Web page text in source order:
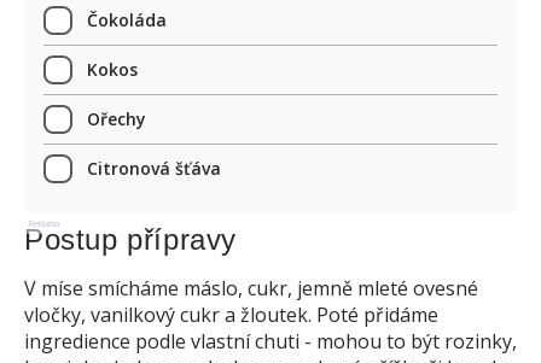
Čokoláda
Kokos
Ořechy
Citronová šťáva
Reklama
Postup přípravy
V míse smícháme máslo, cukr, jemně mleté ovesné
vločky, vanilkový cukr a žloutek. Poté přidáme
ingredience podle vlastní chuti - mohou to být rozinky,